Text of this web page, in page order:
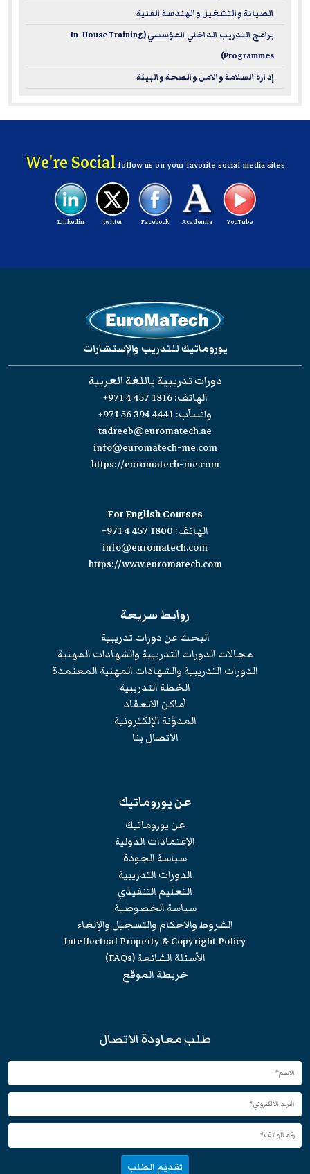
الصيانة والتشغيل والهندسة الفنية
برامج التدريب الداخلي المؤسسي (In-House Training
Programmes)
إدارة السلامة والامن والصحة والبيئة
We're Socialfollow us on your favorite social media sites
YouTube
Academia
Facebook
twitter
Linkedin
يوروماتيك للتدريب والإستشارات
دورات تدريبية باللغة العربية
الهاتف:+971 4 457 1816
واتسآب:+971 56 394 4441
tadreeb@euromatech.ae
info@euromatech-me.com
https://euromatech-me.com
For English Courses
الهاتف: +971 4 457 1800
info@euromatech.com
https://www.euromatech.com
روابط سريعة
البحث عن دورات تدريبية
مجالات الدورات التدريبية والشهادات المهنية
الدورات التدريبية والشهادات المهنية المعتمدة
الخطة التدريبية
أماكن الانعقاد
المدوّنة الإلكترونية
الاتصال بنا
عن يوروماتيك
عن يوروماتيك
الإعتمادات الدولية
سياسة الجودة
الدورات التدريبية
التعليم التنفيذي
سياسة الخصوصية
الشروط والاحكام والتسجيل والإلغاء
Intellectual Property & Copyright Policy
الأسئلة الشائعة (FAQs)
خريطة الموقع
طلب معاودة الاتصال
تقديم الطلب